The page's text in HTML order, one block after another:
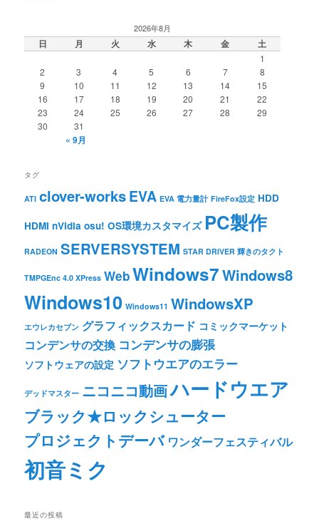
2026年8月
日 月 火 水 木 金 土
1
2
3 4 5 6 7
8
9
10 11 12 13 14
15
16
17 18 19 20 21
22
23
24 25 26 27 28
29
30
31
« 9月
タグ
ATI clover-worksEVA EVA 電力量計 FireFox設定 HDD
HDMI nVidia osu! OS環境カスタマイズ PC製作
RADEON SERVERSYSTEM STAR DRIVER 輝きのタクト
TMPGEnc 4.0 XPress WebWindows7Windows8
Windows10 Windows11 WindowsXP
エウレカセブン グラフィックスカード コミックマーケット
コンデンサの交換 コンデンサの膨張
ソフトウェアの設定 ソフトウエアのエラー
デッドマスター ニコニコ動画ハードウエア
ブラック★ロックシューター
プロジェクトデーバ ワンダーフェスティバル
初音ミク
最近の投稿